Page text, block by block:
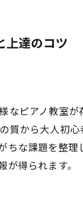
上達のコツ
なピアノ教室
質から大人初
ちな課題を整
得られます。